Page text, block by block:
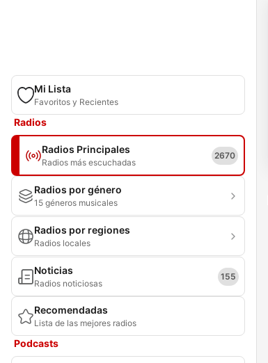
Mi Lista
Favoritos y Recientes
Radios
Radios Principales
Radios más escuchadas
2670
Radios por género
15 géneros musicales
Radios por regiones
Radios locales
Noticias
Radios noticiosas
155
Recomendadas
Lista de las mejores radios
Podcasts